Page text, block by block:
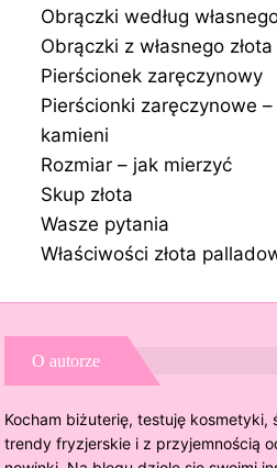
Obrączki według
Obrączki z własnego złota
Pierścionek zaręczynowy
Pierścionki zaręczynowe
kamieni
Rozmiar – jak mierzyć
Skup złota
Wasze pytania
Właściwości złota
O autorze
Kocham biżuterię, testuję kosmetyki,
trendy fryzjerskie i z przyjemnością